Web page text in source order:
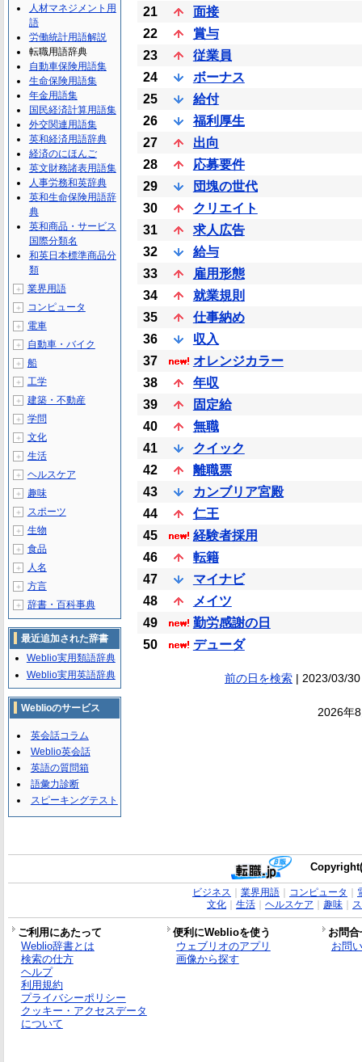
21
面接
22
賞与
23
従業員
24
ボーナス
25
給付
26
福利厚生
27
出向
28
応募要件
29
団塊の世代
30
クリエイト
31
求人広告
32
給与
33
雇用形態
34
就業規則
35
仕事納め
36
収入
37
オレンジカラー
38
年収
39
固定給
40
無職
41
クイック
42
離職票
43
カンブリア宮殿
44
仁王
45
経験者採用
46
転籍
47
マイナビ
48
メイツ
49
勤労感謝の日
50
デューダ
前の日を検索| 2023/03/
2026年
人材マネジメント用
語
労働統計用語解説
転職用語辞典
自動車保険用語集
生命保険用語集
年金用語集
国民経済計算用語集
外交関連用語集
英和経済用語辞典
経済のにほんご
英文財務諸表用語集
人事労務和英辞典
英和生命保険用語辞
典
英和商品・サービス
国際分類名
和英日本標準商品分
類
＋ 業界用語
＋ コンピュータ
＋ 電車
＋ 自動車・バイク
＋ 船
＋ 工学
＋ 建築・不動産
＋ 学問
＋ 文化
＋ 生活
＋ ヘルスケア
＋ 趣味
＋ スポーツ
＋ 生物
＋ 食品
＋ 人名
＋ 方言
＋ 辞書・百科事典
最近追加された辞書
Weblio実用類語辞典
Weblio実用英語辞典
Weblioのサービス
英会話コラム
Weblio英会話
英語の質問箱
語彙力診断
スピーキングテスト
ビジネス 業界用語｜ コンピュータ
文化｜ 生活｜ ヘルスケア 趣味｜
ご利用にあたって 便利にWeblioを使う
お問
Weblio辞書とは
検索の仕方
ヘルプ
利用規約
プライバシーポリシー
クッキー・アクセスデータ
について
ウェブリオのアプリ
画像から探す
お問